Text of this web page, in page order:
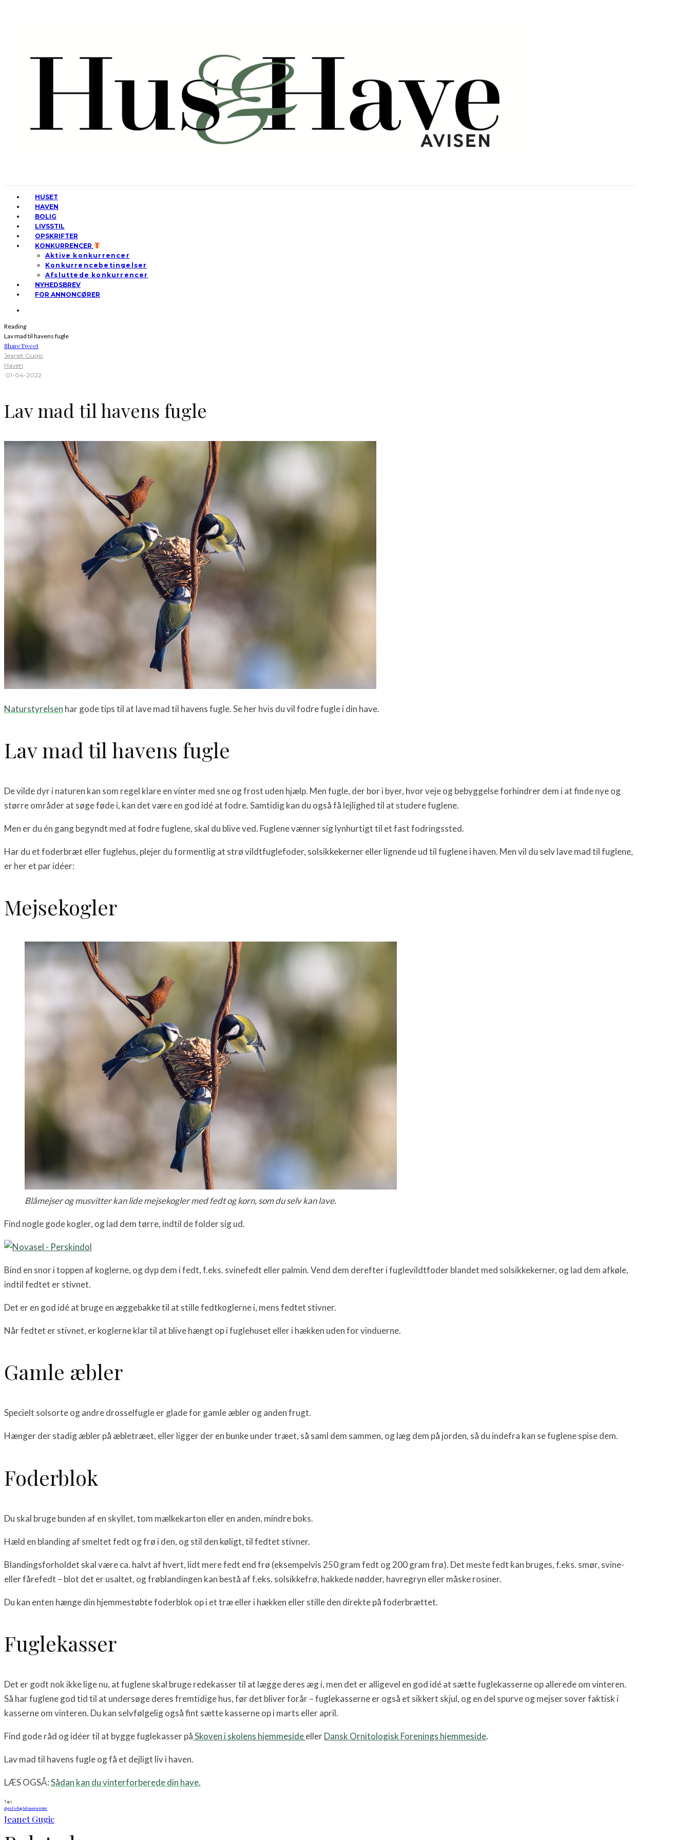
HUSET
HAVEN
BOLIG
LIVSSTIL
OPSKRIFTER
KONKURRENCER
Aktive konkurrencer
Konkurrencebetingelser
Afsluttede konkurrencer
NYHEDSBREV
FOR ANNONCØRER
Reading
Lav mad til havens fugle
ShareTweet
Jeanet Gugic·
Haven
·01-04-2022
Lav mad til havens fugle
Naturstyrelsen har gode tips til at lave mad til havens fugle. Se her hvis du vil fodre fugle i din have.
Lav mad til havens fugle
De vilde dyr i naturen kan som regel klare en vinter med sne og frost uden hjælp. Men fugle, der bor i byer, hvor veje og bebyggelse forhindrer dem i at finde nye og
større områder at søge føde i, kan det være en god idé at fodre. Samtidig kan du også få lejlighed til at studere fuglene.
Men er du én gang begyndt med at fodre fuglene, skal du blive ved. Fuglene vænner sig lynhurtigt til et fast fodringssted.
Har du et foderbræt eller fuglehus, plejer du formentlig at strø vildtfuglefoder, solsikkekerner eller lignende ud til fuglene i haven. Men vil du selv lave mad til fuglene,
er her et par idéer:
Mejsekogler
Blåmejser og musvitter kan lide mejsekogler med fedt og korn, som du selv kan lave.
Find nogle gode kogler, og lad dem tørre, indtil de folder sig ud.
Bind en snor i toppen af koglerne, og dyp dem i fedt, f.eks. svinefedt eller palmin. Vend dem derefter i fuglevildtfoder blandet med solsikkekerner, og lad dem afkøle,
indtil fedtet er stivnet.
Det er en god idé at bruge en æggebakke til at stille fedtkoglerne i, mens fedtet stivner.
Når fedtet er stivnet, er koglerne klar til at blive hængt op i fuglehuset eller i hækken uden for vinduerne.
Gamle æbler
Specielt solsorte og andre drosselfugle er glade for gamle æbler og anden frugt.
Hænger der stadig æbler på æbletræet, eller ligger der en bunke under træet, så saml dem sammen, og læg dem på jorden, så du indefra kan se fuglene spise dem.
Foderblok
Du skal bruge bunden af en skyllet, tom mælkekarton eller en anden, mindre boks.
Hæld en blanding af smeltet fedt og frø i den, og stil den køligt, til fedtet stivner.
Blandingsforholdet skal være ca. halvt af hvert, lidt mere fedt end frø (eksempelvis 250 gram fedt og 200 gram frø). Det meste fedt kan bruges, f.eks. smør, svine-
eller fårefedt – blot det er usaltet, og frøblandingen kan bestå af f.eks. solsikkefrø, hakkede nødder, havregryn eller måske rosiner.
Du kan enten hænge din hjemmestøbte foderblok op i et træ eller i hækken eller stille den direkte på foderbrættet.
Fuglekasser
Det er godt nok ikke lige nu, at fuglene skal bruge redekasser til at lægge deres æg i, men det er alligevel en god idé at sætte fuglekasserne op allerede om vinteren.
Så har fuglene god tid til at undersøge deres fremtidige hus, før det bliver forår – fuglekasserne er også et sikkert skjul, og en del spurve og mejser sover faktisk i
kasserne om vinteren. Du kan selvfølgelig også fint sætte kasserne op i marts eller april.
Find gode råd og idéer til at bygge fuglekasser påSkoven i skolens hjemmesideellerDansk Ornitologisk Forenings hjemmeside.
Lav mad til havens fugle og få et dejligt liv i haven.
LÆS OGSÅ:Sådan kan du vinterforberede din have.
Tags
dyrelivfuglehavenvinter
Jeanet Gugic